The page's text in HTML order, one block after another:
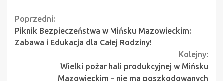
Continue
Reading
Poprzedni:
Piknik Bezpieczeństwa w Mińsku Mazowieckim:
Zabawa i Edukacja dla Całej Rodziny!
Kolejny:
Wielki pożar hali produkcyjnej w Mińsku
Mazowieckim – nie ma poszkodowanych